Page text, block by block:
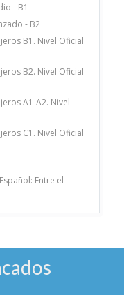
- B1
- B2
B1. Nivel Oficial
B2. Nivel Oficial
A1-A2. Nivel
C1. Nivel Oficial
Entre el